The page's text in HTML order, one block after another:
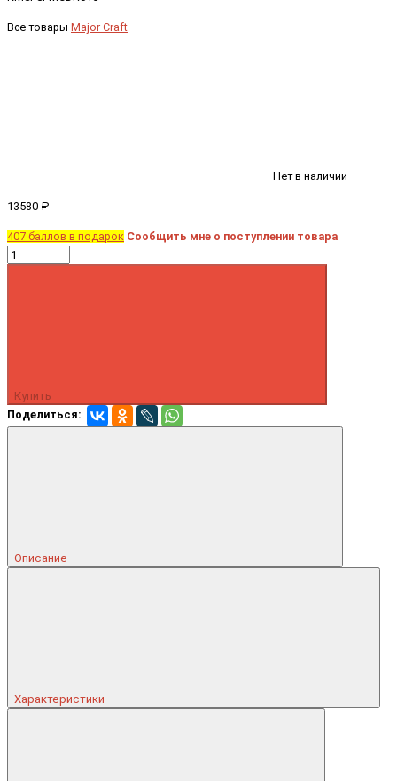
Все товары Major Craft
Нет в наличии
13580 ₽
407 баллов в подарок Сообщить мне о поступлении товара
Купить
Поделиться:
Описание
Характеристики